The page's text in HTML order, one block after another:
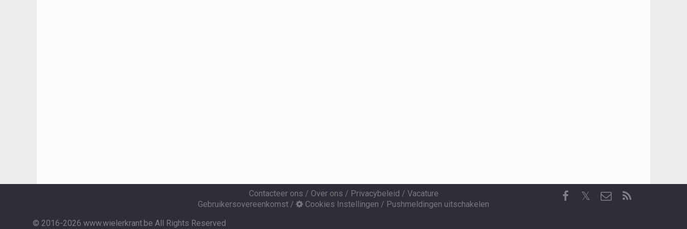
Contacteer ons / Over ons / Privacybeleid / Vacature
Gebruikersovereenkomst / Cookies Instellingen / Pushmeldingen uitschakelen
© 2016-2026 www.wielerkrant.be All Rights Reserved
𝕏